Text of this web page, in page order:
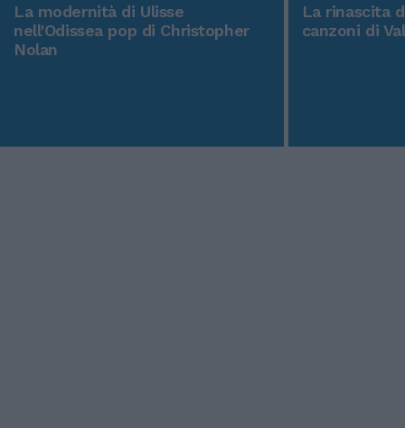
La modernità di Ulisse
nell'Odissea pop di Christopher
Nolan
La rinascita
canzoni di